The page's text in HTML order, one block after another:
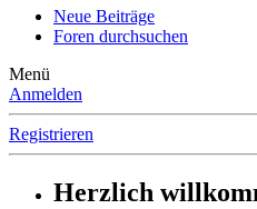
Neue Beiträge
Foren durchsuchen
Menü
Anmelden
Registrieren
Herzlich